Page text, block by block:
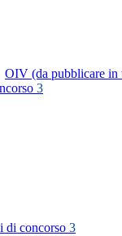
OIV (da pubblicare in
3
di concorso 3